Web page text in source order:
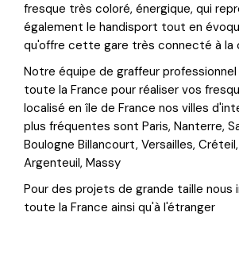
fresque très coloré, énergique, qui
également le handisport tout en
qu'offre cette gare très connecté à la
Notre équipe de graffeur
toute la France pour réaliser vos
localisé en île de France nos villes
plus fréquentes sont Paris, Nanterre,
Boulogne Billancourt, Versailles,
Argenteuil, Massy
Pour des projets de grande taille nous
toute la France ainsi qu'à l'étranger